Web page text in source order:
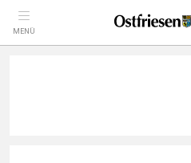
MENÜ